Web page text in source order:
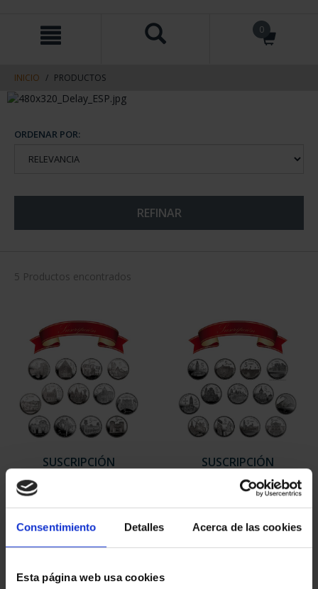
Consentimiento Detalles Acerca de las cookies
Esta página web usa cookies
contenido
navegacin
0
INICIO PRODUCTOS
ORDENAR POR:
REFINAR
5 Productos encontrados
SUSCRIPCIÓN
949,00 €
Sólo para usuarios
registrados
SUSCRIPCIÓN
CAPITALES DE
PROVINCIA 2
949,00 €
Sólo para usuarios
registrados